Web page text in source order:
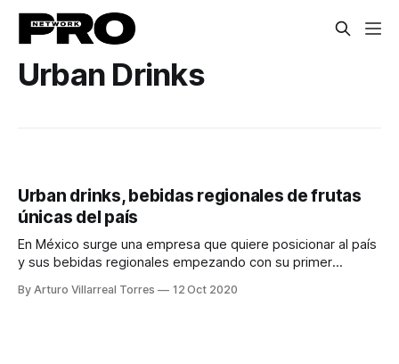
Urban Drinks
Urban drinks, bebidas regionales de frutas
únicas del país
En México surge una empresa que quiere posicionar al país
y sus bebidas regionales empezando con su primer
By Arturo Villarreal Torres 12 Oct 2020